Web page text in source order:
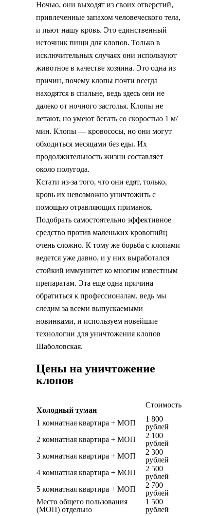
Ночью, они выходят из своих отверстий,
привлеченные запахом человеческого тела,
и пьют нашу кровь. Это единственный
источник пищи для клопов. Только в
исключительных случаях они используют
животное в качестве хозяина. Это одна из
причин, почему клопы почти всегда
находятся в спальне, ведь здесь они не
далеко от ночного застолья. Клопы не
летают, но умеют бегать со скоростью 1 м/
мин. Клопы — кровососы, но они могут
обходиться месяцами без еды. Их
продолжительность жизни составляет
около полугода.
Кстати из-за того, что они едят, только,
кровь их невозможно уничтожить с
помощью отравляющих приманок.
Подобрать самостоятельно эффективное
средство против маленьких кровопийц
очень сложно. К тому же борьба с клопами
ведется уже давно, и у них выработался
стойкий иммунитет ко многим известным
препаратам. Эта еще одна причина
обратиться к профессионалам, ведь мы
следим за всеми выпускаемыми
новинками, и используем новейшие
технологии для уничтожения клопов
Шаболовская.
Цены на уничтожение
клопов
Холодный туман
Стоимость
1 комнатная квартира + МОП
1 800
рублей
2 комнатная квартира + МОП
2 100
рублей
3 комнатная квартира + МОП
2 300
рублей
4 комнатная квартира + МОП
2 500
рублей
5 комнатная квартира + МОП
2 700
рублей
Место общего пользования
(МОП) отдельно
1 500
рублей